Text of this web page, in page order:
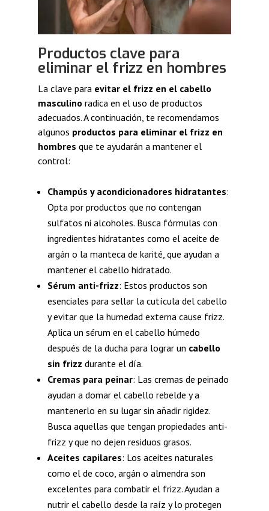
Productos clave para
eliminar el frizz en hombres
La clave para evitar el frizz en el cabello
masculino radica en el uso de productos
adecuados. A continuación, te recomendamos
algunos productos para eliminar el frizz en
hombres que te ayudarán a mantener el
control:
Champús y acondicionadores hidratantes:
Opta por productos que no contengan
sulfatos ni alcoholes. Busca fórmulas con
ingredientes hidratantes como el aceite de
argán o la manteca de karité, que ayudan a
mantener el cabello hidratado.
Sérum anti-frizz: Estos productos son
esenciales para sellar la cutícula del cabello
y evitar que la humedad externa cause frizz.
Aplica un sérum en el cabello húmedo
después de la ducha para lograr un cabello
sin frizz durante el día.
Cremas para peinar: Las cremas de peinado
ayudan a domar el cabello rebelde y a
mantenerlo en su lugar sin añadir rigidez.
Busca aquellas que tengan propiedades anti-
frizz y que no dejen residuos grasos.
Aceites capilares: Los aceites naturales
como el de coco, argán o almendra son
excelentes para combatir el frizz. Ayudan a
nutrir el cabello desde la raíz y lo protegen